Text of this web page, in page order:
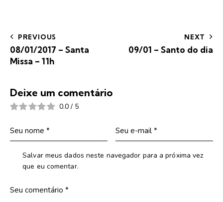
PREVIOUS
08/01/2017 – Santa
Missa – 11h
NEXT
09/01 – Santo do dia
Deixe um comentário
0.0 / 5
Salvar meus dados neste navegador para a próxima vez
que eu comentar.